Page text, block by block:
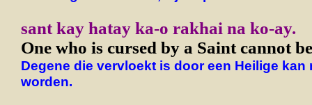
sant kay hatay ka-o rakhai na ko-ay.
One who is cursed by a Saint cannot
Degene die vervloekt is door een Heilige kan
worden.